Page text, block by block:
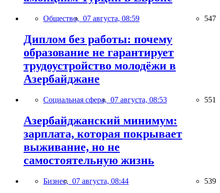
Общество, 07 августа, 08:59 547
Диплом без работы: почему
образование не гарантирует
трудоустройство молодёжи в
Азербайджане
Социальная сфера, 07 августа, 08:53 551
Азербайджанский минимум:
зарплата, которая покрывает
выживание, но не
самостоятельную жизнь
Бизнес, 07 августа, 08:44 539